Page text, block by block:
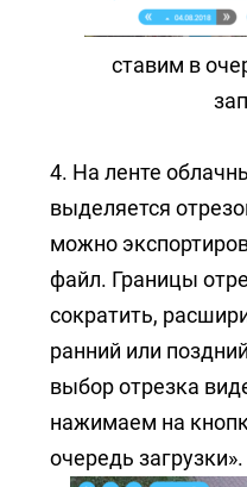
ставим в
4. На ленте
выделяется
можно
файл. Границы
сократить,
ранний или
выбор отрезка
нажимаем на
очередь загрузки».